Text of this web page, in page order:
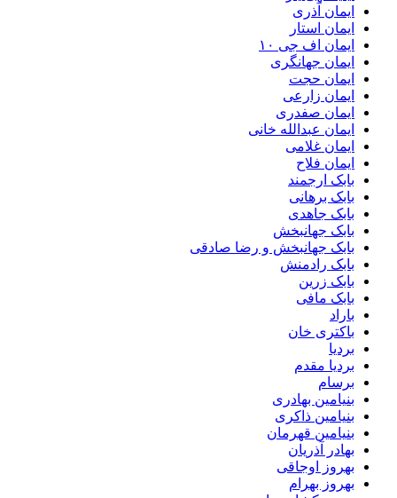
ایمان آذری
ایمان استار
ایمان اف جی ۱۰
ایمان جهانگری
ایمان حجت
ایمان زارعی
ایمان صفدری
ایمان عبدالله خانی
ایمان غلامی
ایمان فلاح
بابک ارجمند
بابک برهانی
بابک جاهدی
بابک جهانبخش
بابک جهانبخش و رضا صادقی
بابک رادمنش
بابک زرین
بابک مافی
باراد
باکتری خان
بردیا
بردیا مقدم
برسام
بنیامین بهادری
بنیامین ذاکری
بنیامین قهرمان
بهادر آذریان
بهروز اوجاقی
بهروز بهرام